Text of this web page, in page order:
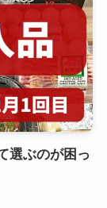
選ぶのが困っ